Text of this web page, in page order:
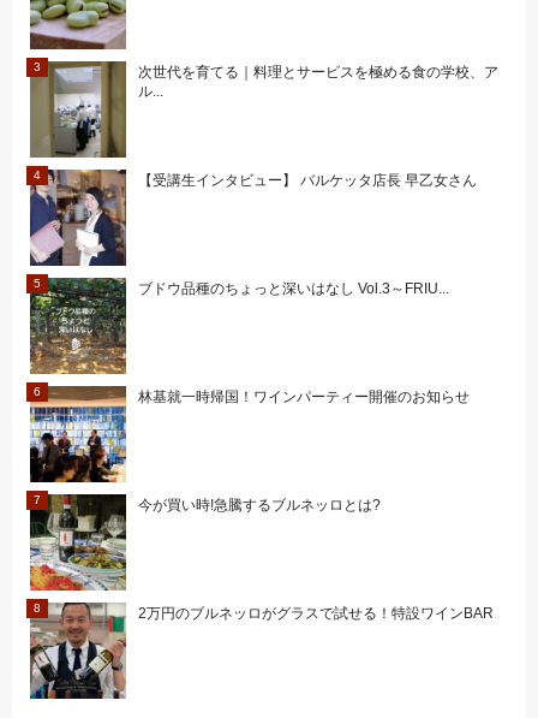
次世代を育てる｜料理とサービスを極める食の学校、ア
ル...
【受講生インタビュー】 バルケッタ店長 早乙女さん
ブドウ品種のちょっと深いはなし Vol.3～FRIU...
林基就一時帰国！ワインパーティー開催のお知らせ
今が買い時!急騰するブルネッロとは?
2万円のブルネッロがグラスで試せる！特設ワインBAR